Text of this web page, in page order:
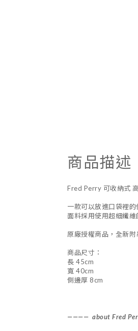
商品描述
Fred Perry 可收納式
一款可以放進口袋裡的
面料採用使用超細纖
原廠授權商品，全新附
商品尺寸：
長 45cm
寬 40cm
側邊厚 8cm
———— about Fred